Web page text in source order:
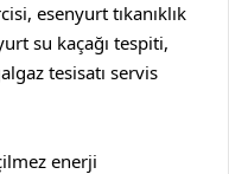
, esenyurt tıkanıklık
su kaçağı tespiti,
tesisatı servis
enerji